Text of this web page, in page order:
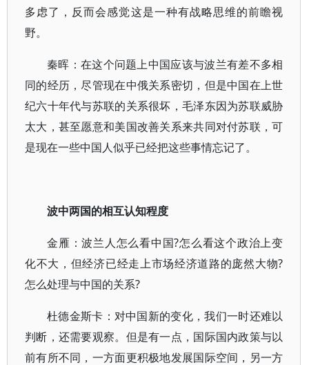
多虑了，反而会感觉这是一种有战略思维的前瞻视
野。
秦晖：在这个问题上中国应该与波兰有差不多相
同的经历，尽管现在中俄关系密切，但是中国在上世
纪六十年代与苏联的关系很坏，毛泽东因为苏联威胁
太大，甚至愿意和美国改善关系来共同对付苏联，可
是现在一些中国人似乎已经把这些事情忘记了。
波中两国的相互认知程度
金雁：波兰人怎么看中国?怎么看这个政治上变
化不大，但经济已经走上市场经济道路的庞然大物?
怎么处理与中国的关系?
杜德金斯卡：对中国新的变化，我们一时还难以
判断，还需要观察。但是有一点，国际国内政策与以
前有所不同，一方面更积极地发展国际空间，另一方